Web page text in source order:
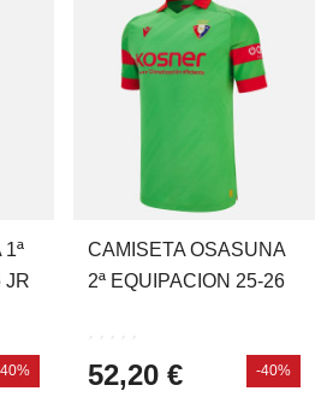
JR
CAMISETA OSASUNA
2ª EQUIPACION 25-26
52,20 € -40%